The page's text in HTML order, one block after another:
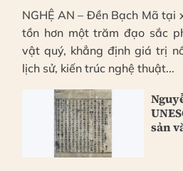
NGHỆ AN – Đền Bạch Mã tại
tồn hơn một trăm đạo sắc
vật quý, khẳng định giá trị
lịch sử, kiến trúc nghệ thuật...
sản